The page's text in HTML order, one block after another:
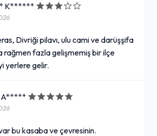
K******
Divriği pilavı, ulu cami ve darüşşifa
rağmen fazla gelişmemiş bir ilçe
yerlere gelir.
bu kasaba ve çevresinin.